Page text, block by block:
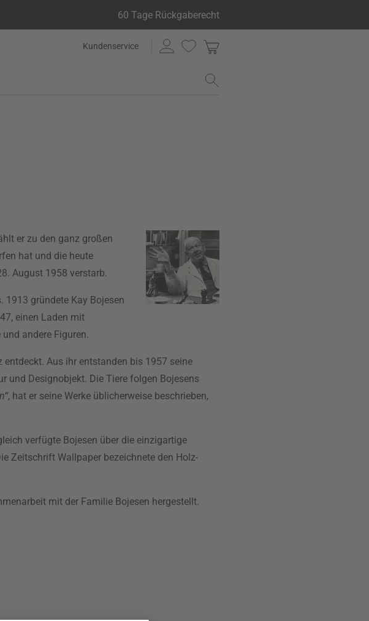
60 Tage Rückgaberecht
Kundenservice
er zu den ganz großen
hat und die heute
August 1958 verstarb.
1913 gründete Kay Bojesen
einen Laden mit
andere Figuren.
Aus ihr entstanden bis 1957 seine
und Designobjekt. Die Tiere folgen Bojesens
, hat er seine Werke üblicherweise beschrieben,
verfügte Bojesen über die einzigartige
Zeitschrift Wallpaper bezeichnete den Holz-
mit der Familie Bojesen hergestellt.